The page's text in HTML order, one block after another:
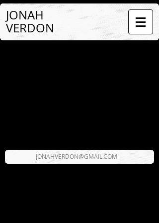
JONAH
VERDON
JONAHVERDON@GMAIL.COM